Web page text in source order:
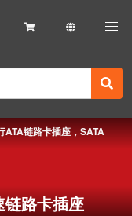
ATA链路卡插座，SATA
链路卡插座